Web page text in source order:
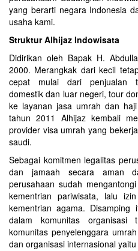
yang berarti negara Indonesia
usaha kami.
Struktur Alhijaz Indowisata
Didirikan oleh Bapak H.
2000. Merangkak dari kecil
cepat mulai dari penjualan
domestik dan luar negeri, tour
ke layanan jasa umrah dan
tahun 2011 Alhijaz kembali
provider visa umrah yang
saudi.
Sebagai komitmen legalitas
dan jamaah secara aman
perusahaan sudah
kementrian pariwisata, lalu
kementrian agama. Disamping
dalam komunitas organisasi
komunitas penyelenggara
dan organisasi internasional yaitu